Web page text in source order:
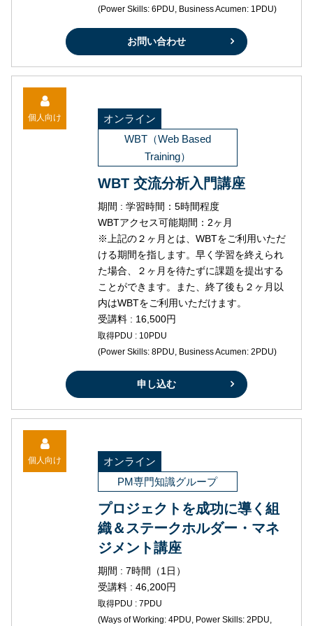
(Power Skills: 6PDU, Business Acumen: 1PDU)
お問い合わせ
個人向け
オンライン
WBT（Web Based
Training）
WBT 交流分析入門講座
期間 : 学習時間：5時間程度
WBTアクセス可能期間：2ヶ月
※上記の２ヶ月とは、WBTをご利用いただ
ける期間を指します。早く学習を終えられ
た場合、２ヶ月を待たずに課題を提出する
ことができます。また、終了後も２ヶ月以
内はWBTをご利用いただけます。
受講料 : 16,500円
取得PDU : 10PDU
(Power Skills: 8PDU, Business Acumen: 2PDU)
申し込む
個人向け
オンライン
PM専門知識グループ
プロジェクトを成功に導く組
織＆ステークホルダー・マネ
ジメント講座
期間 : 7時間（1日）
受講料 : 46,200円
取得PDU : 7PDU
(Ways of Working: 4PDU, Power Skills: 2PDU,